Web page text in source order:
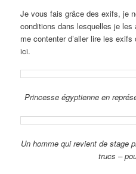
Je vous fais grâce des exifs, je
conditions dans lesquelles je les
me contenter d’aller lire les
ici.
Princesse égyptienne en
Un homme qui revient de stage
trucs –